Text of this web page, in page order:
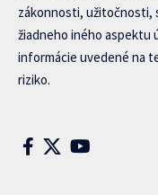
zákonnosti,
žiadneho iného aspektu
informácie uvedené na
riziko.